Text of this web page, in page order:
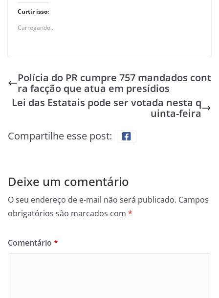
Curtir isso:
Carregando...
Polícia do PR cumpre 757 mandados cont
ra facção que atua em presídios
Lei das Estatais pode ser votada nesta q
uinta-feira
Compartilhe esse post:
Deixe um comentário
O seu endereço de e-mail não será publicado. Campos
obrigatórios são marcados com *
Comentário *